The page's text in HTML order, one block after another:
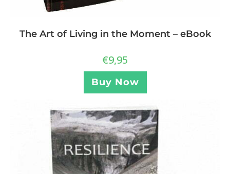
The Art of Living in the Moment – eBook
€9,95
Buy Now